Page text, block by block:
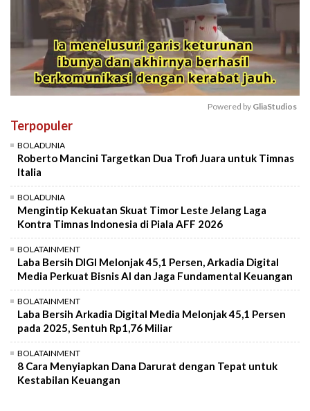
Powered by GliaStudios
Terpopuler
BOLADUNIA
Roberto Mancini Targetkan Dua Trofi Juara untuk Timnas
Italia
BOLADUNIA
Mengintip Kekuatan Skuat Timor Leste Jelang Laga
Kontra Timnas Indonesia di Piala AFF 2026
BOLATAINMENT
Laba Bersih DIGI Melonjak 45,1 Persen, Arkadia Digital
Media Perkuat Bisnis AI dan Jaga Fundamental Keuangan
BOLATAINMENT
Laba Bersih Arkadia Digital Media Melonjak 45,1 Persen
pada 2025, Sentuh Rp1,76 Miliar
BOLATAINMENT
8 Cara Menyiapkan Dana Darurat dengan Tepat untuk
Kestabilan Keuangan